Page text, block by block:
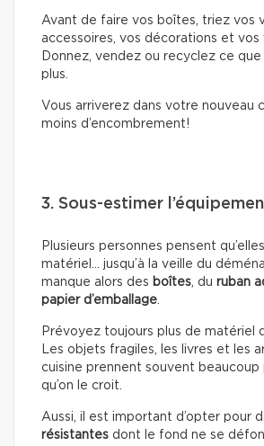
Avant de faire vos boîtes, triez vos
accessoires, vos décorations et vos
Donnez, vendez ou recyclez ce que
plus.
Vous arriverez dans votre nouveau
moins d’encombrement!
3. Sous-estimer
Plusieurs personnes pensent
matériel… jusqu’à la veille du
manque alors des boîtes, du ruban
papier d’emballage.
Prévoyez toujours plus de matériel
Les objets fragiles, les livres et les
cuisine prennent souvent beaucoup
qu’on le croit.
Aussi, il est important d’opter pour
résistantes dont le fond ne se